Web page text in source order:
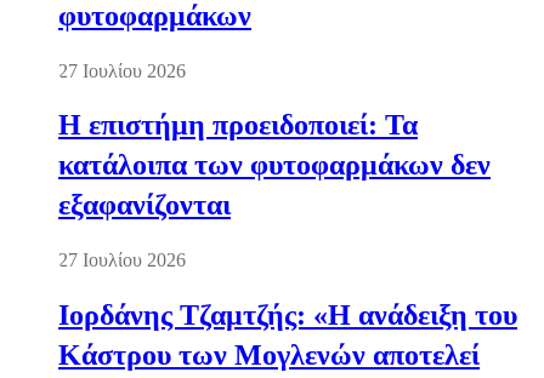
φυτοφαρμάκων
27 Ιουλίου 2026
Η επιστήμη προειδοποιεί: Τα
κατάλοιπα των φυτοφαρμάκων δεν
εξαφανίζονται
27 Ιουλίου 2026
Ιορδάνης Τζαμτζής: «Η ανάδειξη του
Κάστρου των Μογλενών αποτελεί